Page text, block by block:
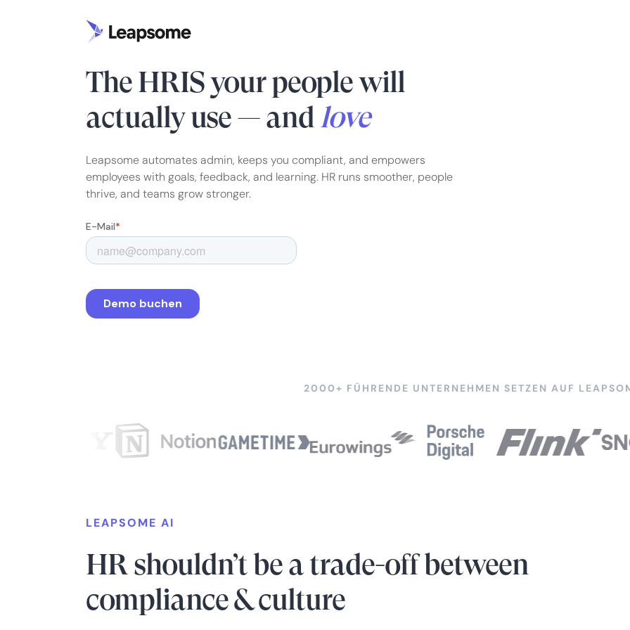
HRIS & PEOPLE ENABLEMENT
The HRIS your people will
actually use — andlove
Leapsome automates admin, keeps you compliant, and empowers
employees with goals, feedback, and learning. HR runs smoother, people
thrive, and teams grow stronger.
2000+ FÜHRENDE UNTERNEHMEN SETZEN AUF
LEAPSOME AI
HR shouldn’t be a trade-off between
compliance & culture